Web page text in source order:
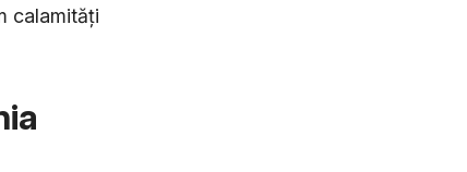
calamități